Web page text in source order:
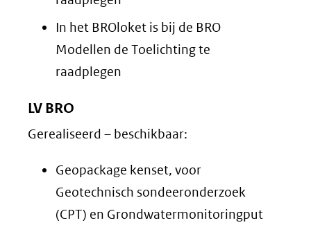
In het BROloket is bij de BRO
Modellen de Toelichting te
raadplegen
LV BRO
Gerealiseerd – beschikbaar:
Geopackage kenset, voor
Geotechnisch sondeeronderzoek
(CPT) en Grondwatermonitoringput